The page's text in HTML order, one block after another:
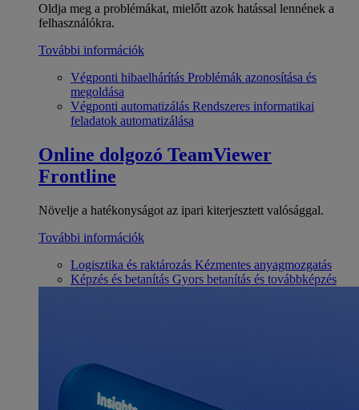
Oldja meg a problémákat, mielőtt azok hatással lennének a
felhasználókra.
További információk
Végponti hibaelhárítás Problémák azonosítása és
megoldása
Végponti automatizálás Rendszeres informatikai
feladatok automatizálása
Online dolgozó TeamViewer
Frontline
Növelje a hatékonyságot az ipari kiterjesztett valósággal.
További információk
Logisztika és raktározás Kézmentes anyagmozgatás
Képzés és betanítás Gyors betanítás és továbbképzés